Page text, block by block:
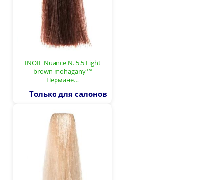
INOIL Nuance N. 5.5 Light
brown mohagany™
Пермане…
Только для салонов